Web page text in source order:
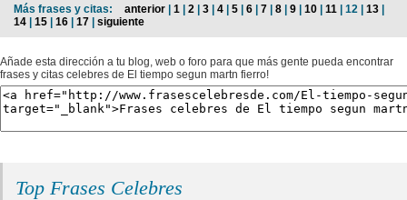
Más frases y citas: anterior | 1 | 2 | 3 | 4 | 5 | 6 | 7 | 8 | 9 | 10 | 11 | 12 | 13 |
14 | 15 | 16 | 17 | siguiente
Añade esta dirección a tu blog, web o foro para que más gente pueda encontrar
frases y citas celebres de El tiempo segun martn fierro!
Top Frases Celebres